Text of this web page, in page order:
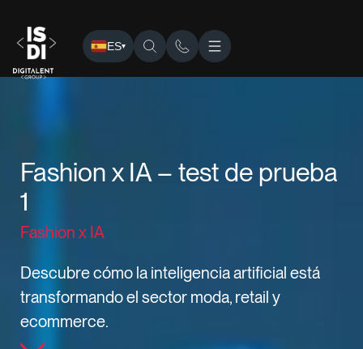
ES▾
ISDI› Eventos› Fashion x IA – test de prueba 1
Fashion x IA – test de prueba
1
Fashion x IA
Descubre cómo la inteligencia artificial está
transformando el sector moda, retail y
ecommerce.